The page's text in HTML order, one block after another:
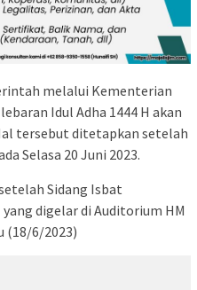
melalui Kementerian
Idul Adha 1444 H akan
tersebut ditetapkan setelah
Selasa 20 Juni 2023.
Sidang Isbat
yang digelardi Auditorium HM
(18/6/2023)